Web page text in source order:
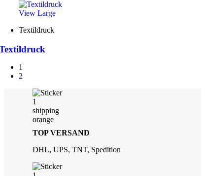
View Large
Textildruck
1
2
TOP VERSAND
DHL, UPS, TNT, Spedition